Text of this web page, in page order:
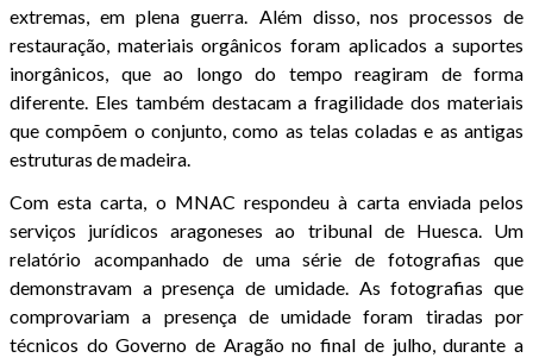
extremas, em plena guerra. Além disso, nos processos de
restauração, materiais orgânicos foram aplicados a suportes
inorgânicos, que ao longo do tempo reagiram de forma
diferente. Eles também destacam a fragilidade dos materiais
que compõem o conjunto, como as telas coladas e as antigas
estruturas de madeira.
Com esta carta, o MNAC respondeu à carta enviada pelos
serviços jurídicos aragoneses ao tribunal de Huesca. Um
relatório acompanhado de uma série de fotografias que
demonstravam a presença de umidade. As fotografias que
comprovariam a presença de umidade foram tiradas por
técnicos do Governo de Aragão no final de julho, durante a